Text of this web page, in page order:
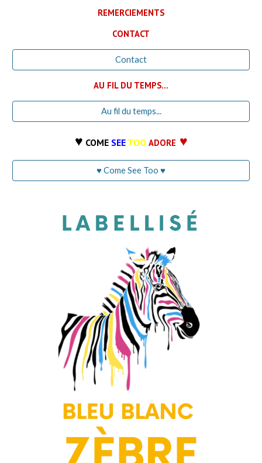
REMERCIEMENTS
CONTACT
Contact
AU FIL DU TEMPS...
Au fil du temps...
♥ COME SEE TOO ADORE ♥
♥ Come See Too ♥